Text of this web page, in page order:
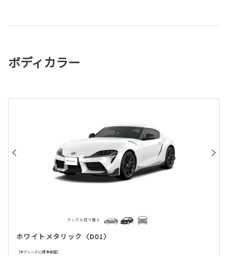
ボディカラー
ホワイトメタリック〈D01〉
［全グレードに標準装備］
アングル切り替え